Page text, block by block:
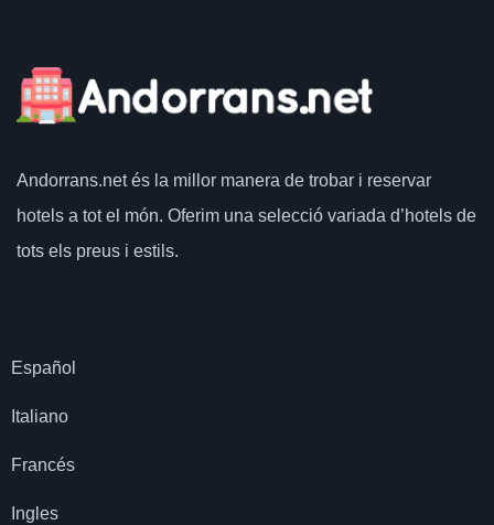
Andorrans.netés la millor manera de trobar i reservar
hotels a tot el món. Oferim una selecció variada d’hotels de
tots els preus i estils.
Español
Italiano
Francés
Ingles